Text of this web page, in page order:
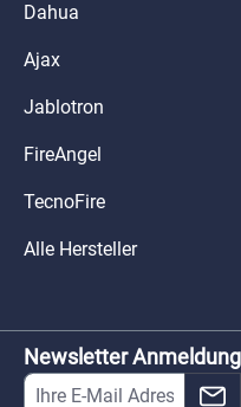
Dahua
Ajax
Jablotron
FireAngel
TecnoFire
Alle Hersteller
Newsletter Anmeldung